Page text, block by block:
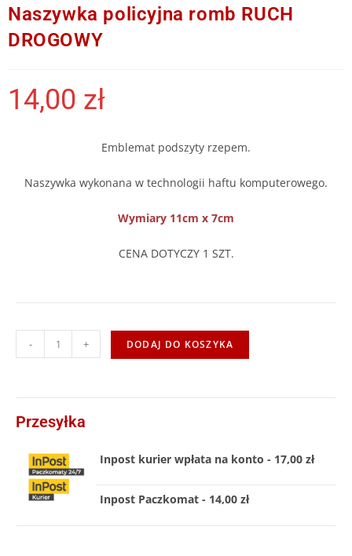
Naszywka policyjna romb RUCH
DROGOWY
14,00 zł
Emblemat podszyty rzepem.
Naszywka wykonana w technologii haftu komputerowego.
Wymiary 11cm x 7cm
CENA DOTYCZY 1 SZT.
- + DODAJ DO KOSZYKA
Przesyłka
Inpost kurier wpłata na konto - 17,00 zł
Inpost Paczkomat - 14,00 zł